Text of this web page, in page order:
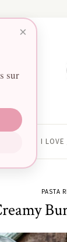
I LOVE
PASTA
×
sur